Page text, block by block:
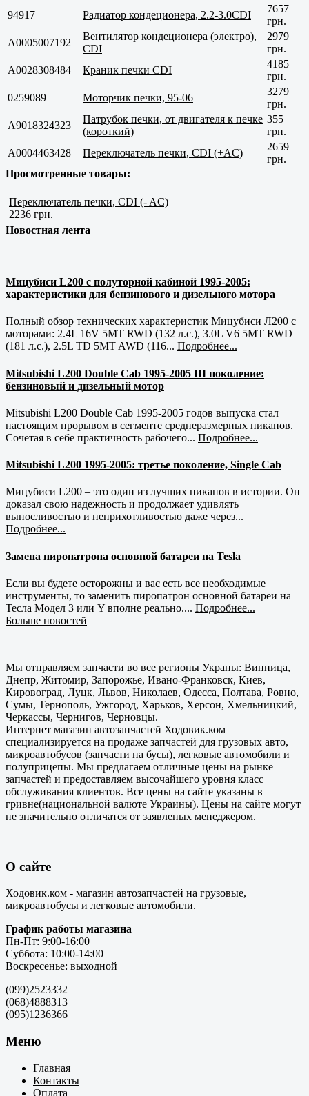
94917
Радиатор кондеционера, 2.2-3.0CDI
7657
грн.
A0005007192
Вентилятор кондеционера (электро),
CDI
2979
грн.
A0028308484
Краник печки CDI
4185
грн.
0259089
Моторчик печки, 95-06
3279
грн.
A9018324323
Патрубок печки, от двигателя к печке
(короткий)
355
грн.
A0004463428
Переключатель печки, CDI (+AC)
2659
грн.
Просмотренные товары:
Переключатель печки, CDI (- AC)
2236 грн.
Новостная лента
Мицубиси L200 с полуторной кабиной 1995-2005:
характеристики для бензинового и дизельного мотора
Полный обзор технических характеристик Мицубиси Л200 с
моторами: 2.4L 16V 5MT RWD (132 л.с.), 3.0L V6 5MT RWD
(181 л.с.), 2.5L TD 5MT AWD (116... Подробнее...
Mitsubishi L200 Double Cab 1995-2005 III поколение:
бензиновый и дизельный мотор
Mitsubishi L200 Double Cab 1995-2005 годов выпуска стал
настоящим прорывом в сегменте среднеразмерных пикапов.
Сочетая в себе практичность рабочего... Подробнее...
Mitsubishi L200 1995-2005: третье поколение, Single Cab
Мицубиси L200 – это один из лучших пикапов в истории. Он
доказал свою надежность и продолжает удивлять
выносливостью и неприхотливостью даже через...
Подробнее...
Замена пиропатрона основной батареи на Tesla
Если вы будете осторожны и вас есть все необходимые
инструменты, то заменить пиропатрон основной батареи на
Тесла Модел 3 или Y вполне реально.... Подробнее...
Больше новостей
Мы отправляем запчасти во все регионы Украны: Винница,
Днепр, Житомир, Запорожье, Ивано-Франковск, Киев,
Кировоград, Луцк, Львов, Николаев, Одесса, Полтава, Ровно,
Сумы, Тернополь, Ужгород, Харьков, Херсон, Хмельницкий,
Черкассы, Чернигов, Черновцы.
Интернет магазин автозапчастей Ходовик.ком
специализируется на продаже запчастей для грузовых авто,
микроавтобусов (запчасти на бусы), легковые автомобили и
полуприцепы. Мы предлагаем отличные цены на рынке
запчастей и предоставляем высочайшего уровня класс
обслуживания клиентов. Все цены на сайте указаны в
гривне(национальной валюте Украины). Цены на сайте могут
не значительно отличатся от заявленых менеджером.
О сайте
Ходовик.ком - магазин автозапчастей на грузовые,
микроавтобусы и легковые автомобили.
График работы магазина
Пн-Пт: 9:00-16:00
Суббота: 10:00-14:00
Воскресенье: выходной
(099)2523332
(068)4888313
(095)1236366
Меню
Главная
Контакты
Оплата